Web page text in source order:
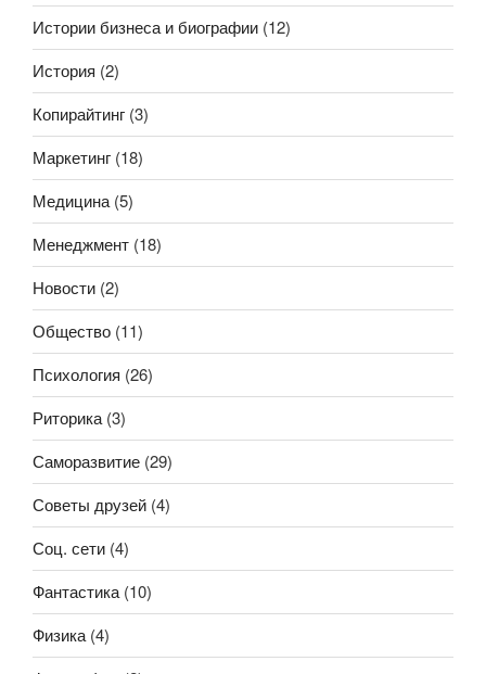
Истории бизнеса и биографии (12)
История (2)
Копирайтинг (3)
Маркетинг (18)
Медицина (5)
Менеджмент (18)
Новости (2)
Общество (11)
Психология (26)
Риторика (3)
Саморазвитие (29)
Советы друзей (4)
Соц. сети (4)
Фантастика (10)
Физика (4)